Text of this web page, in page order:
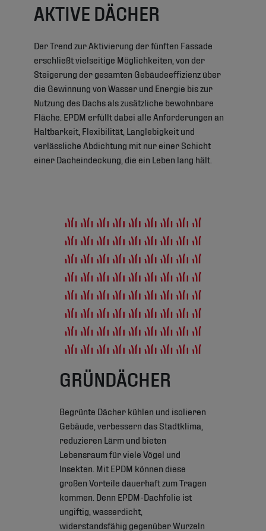
AKTIVE DÄCHER
Der Trend zur Aktivierung der fünften Fassade
erschließt vielseitige Möglichkeiten, von der
Steigerung der gesamten Gebäudeeffizienz über
die Gewinnung von Wasser und Energie bis zur
Nutzung des Dachs als zusätzliche bewohnbare
Fläche. EPDM erfüllt dabei alle Anforderungen an
Haltbarkeit, Flexibilität, Langlebigkeit und
verlässliche Abdichtung mit nur einer Schicht
einer Dacheindeckung, die ein Leben lang hält.
GRÜNDÄCHER
Begrünte Dächer kühlen und isolieren
Gebäude, verbessern das Stadtklima,
reduzieren Lärm und bieten
Lebensraum für viele Vögel und
Insekten. Mit EPDM können diese
großen Vorteile dauerhaft zum Tragen
kommen. Denn EPDM-Dachfolie ist
ungiftig, wasserdicht,
widerstandsfähig gegenüber Wurzeln